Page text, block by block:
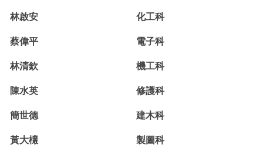
林啟安 化工科
蔡偉平 電子科
林清欽 機工科
陳水英 修護科
簡世德 建木科
黃大欉 製圖科